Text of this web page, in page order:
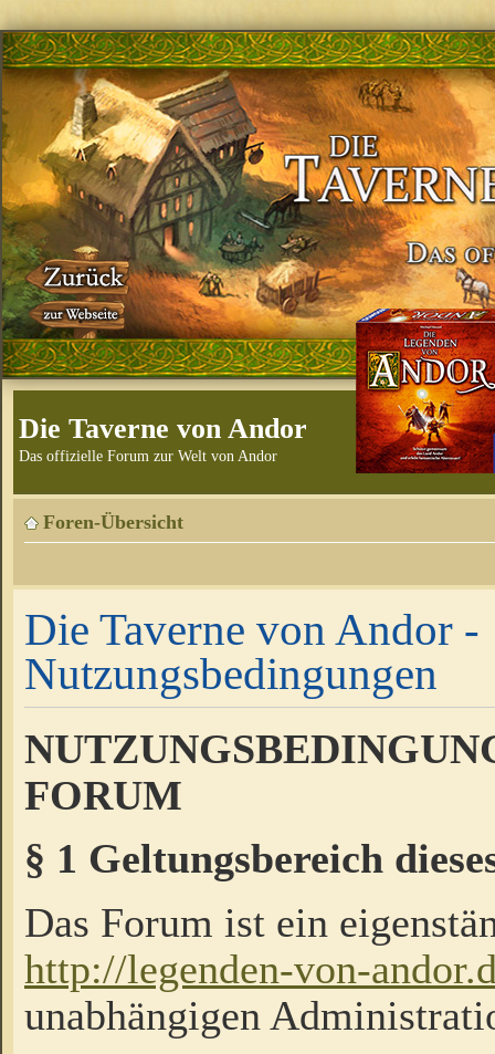
Die Taverne von Andor
Das offizielle Forum zur Welt von Andor
Foren-Übersicht
Die Taverne von Andor -
Nutzungsbedingungen
FORUM
§ 1 Geltungsbereich
Das Forum ist ein
http://legenden-von-
unabhängigen